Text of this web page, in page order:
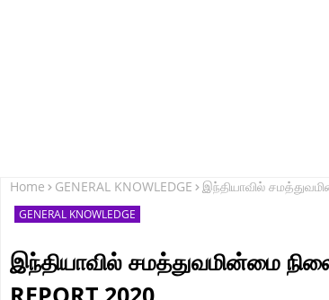
Home GENERAL KNOWLEDGE இந்தியாவில்
GENERAL KNOWLEDGE
இந்தியாவில் சமத்துவமின்மை